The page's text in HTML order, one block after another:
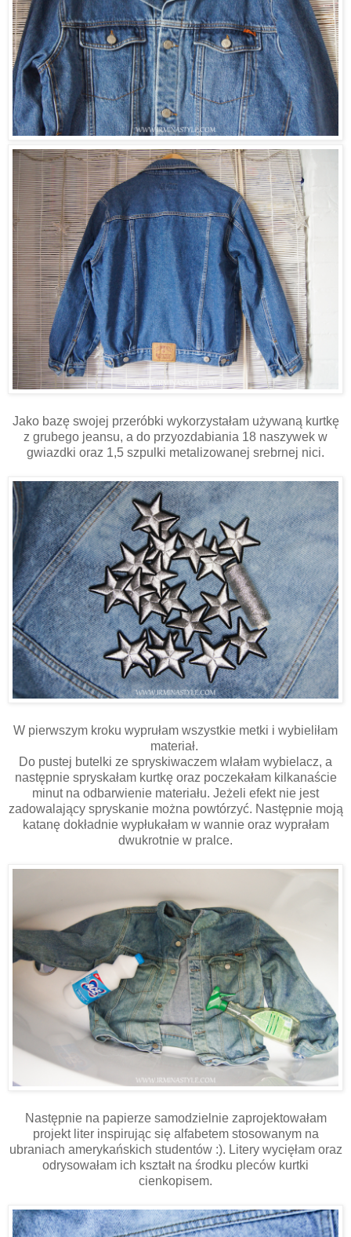
Jako bazę swojej przeróbki wykorzystałam używaną kurtkę
z grubego jeansu, a do przyozdabiania 18 naszywek w
gwiazdki oraz 1,5 szpulki metalizowanej srebrnej nici.
W pierwszym kroku wyprułam wszystkie metki i wybieliłam
materiał.
Do pustej butelki ze spryskiwaczem wlałam wybielacz, a
następnie spryskałam kurtkę oraz poczekałam kilkanaście
minut na odbarwienie materiału. Jeżeli efekt nie jest
zadowalający spryskanie można powtórzyć. Następnie moją
katanę dokładnie wypłukałam w wannie oraz wyprałam
dwukrotnie w pralce.
Następnie na papierze samodzielnie zaprojektowałam
projekt liter inspirując się alfabetem stosowanym na
ubraniach amerykańskich studentów :). Litery wycięłam oraz
odrysowałam ich kształt na środku pleców kurtki
cienkopisem.